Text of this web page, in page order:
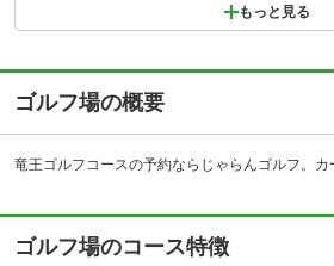
もっと見る
ゴルフ場の概要
ゴルフ場のコース特徴